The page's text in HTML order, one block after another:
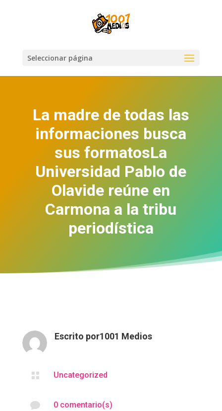
Seleccionar página
La madre de todas las
informaciones busca
sus formatosLa
Universidad Pablo de
Olavide reúne en
Carmona a la tribu
periodística
Escrito por1001 Medios
 Uncategorized
 0 comentario(s)